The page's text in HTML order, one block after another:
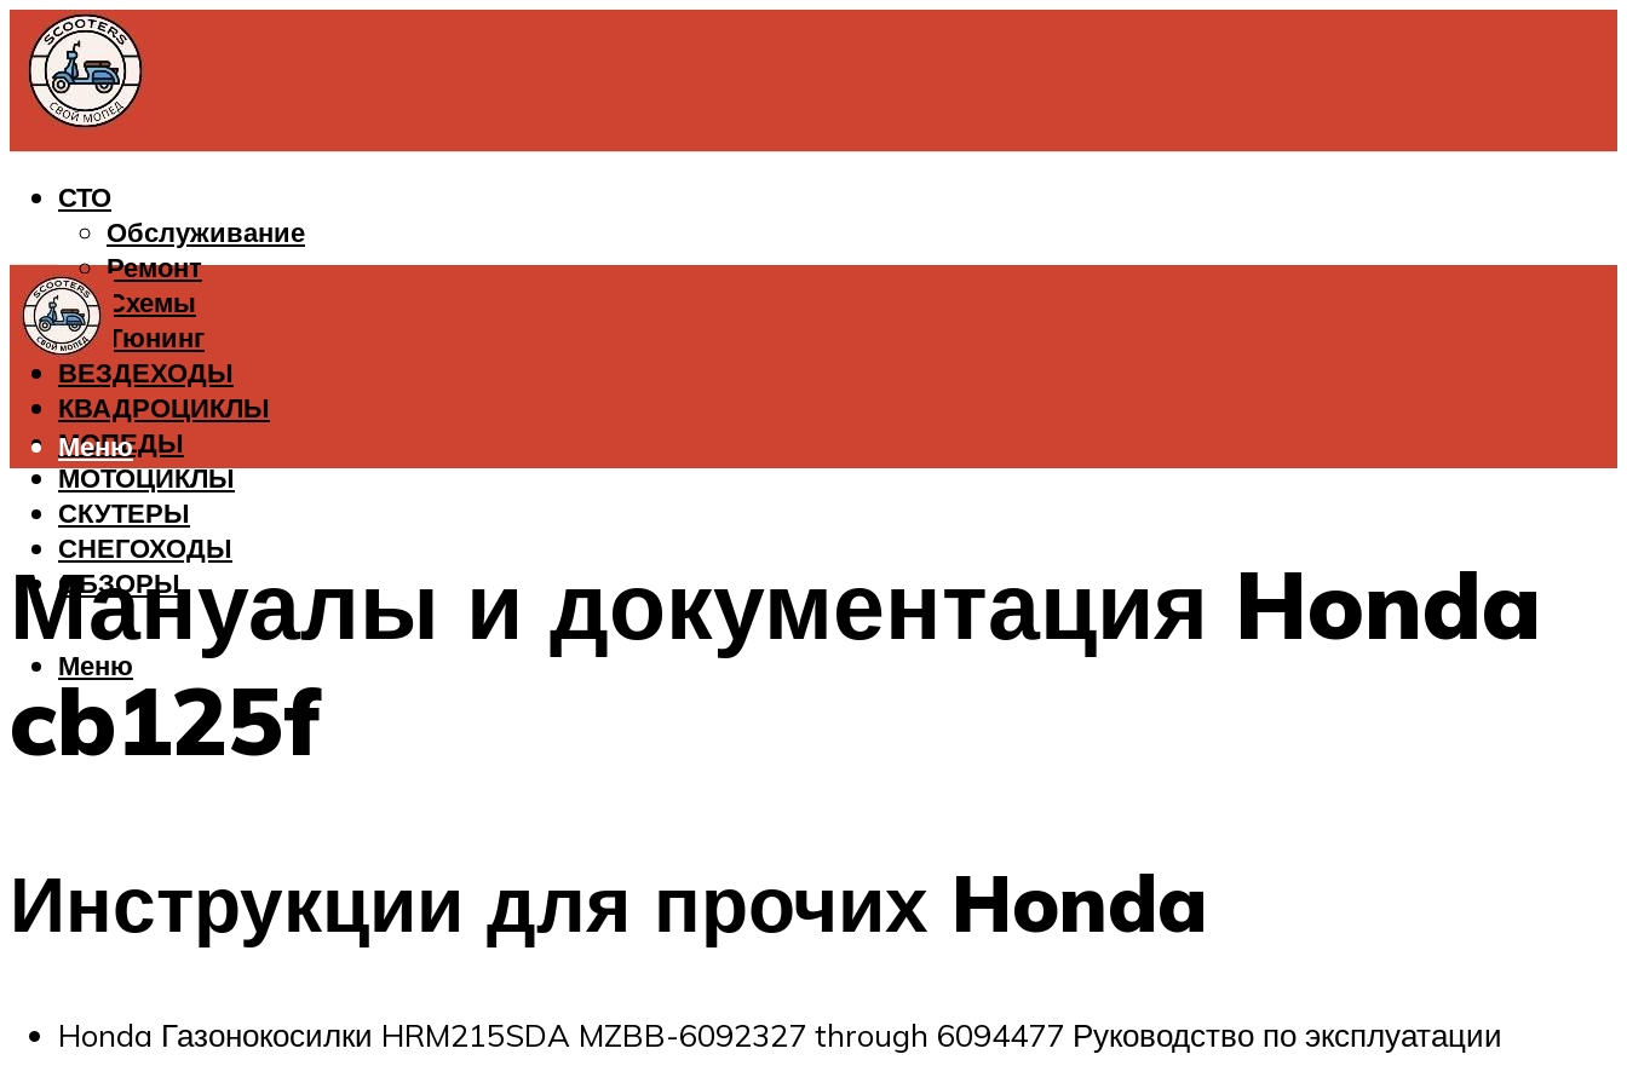
СТО
Обслуживание
Ремонт
Схемы
Тюнинг
ВЕЗДЕХОДЫ
КВАДРОЦИКЛЫ
МОПЕДЫ
МОТОЦИКЛЫ
СКУТЕРЫ
СНЕГОХОДЫ
ОБЗОРЫ
Меню
Меню
Мануалы и документация Honda
cb125f
Инструкции для прочих Honda
Honda Газонокосилки HRM215SDA MZBB-6092327 through 6094477 Руководство по эксплуатации